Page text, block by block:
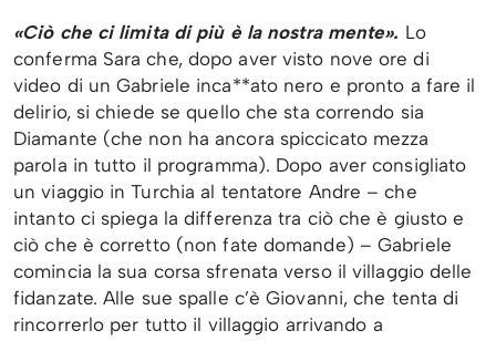
«Ciò che ci limita di più è la nostra mente». Lo
conferma Sara che, dopo aver visto nove ore di
video di un Gabriele inca**ato nero e pronto a fare il
delirio, si chiede se quello che sta correndo sia
Diamante (che non ha ancora spiccicato mezza
parola in tutto il programma). Dopo aver consigliato
un viaggio in Turchia al tentatore Andre – che
intanto ci spiega la differenza tra ciò che è giusto e
ciò che è corretto (non fate domande) – Gabriele
comincia la sua corsa sfrenata verso il villaggio delle
fidanzate. Alle sue spalle c’è Giovanni, che tenta di
rincorrerlo per tutto il villaggio arrivando a